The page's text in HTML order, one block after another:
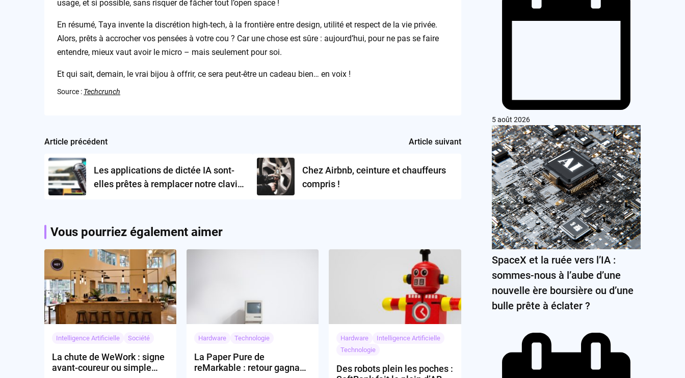
usage, et si possible, sans risquer de fâcher tout l’open space !
En résumé, Taya invente la discrétion high-tech, à la frontière entre design, utilité et respect de la vie privée.
Alors, prêts à accrocher vos pensées à votre cou ? Car une chose est sûre : aujourd’hui, pour ne pas se faire
entendre, mieux vaut avoir le micro – mais seulement pour soi.
Et qui sait, demain, le vrai bijou à offrir, ce sera peut-être un cadeau bien… en voix !
Source : Techcrunch
Post
navigation
Article précédent
Les applications de dictée IA sont-
elles prêtes à remplacer notre clavier
Article suivant
Chez Airbnb, ceinture et chauffeurs
compris !
Vous pourriez également aimer
Intelligence Artificielle Société
La chute de WeWork : signe
avant-coureur ou simple
Hardware Technologie
La Paper Pure de
reMarkable : retour gagnant
Hardware
Intelligence Artificielle
Technologie
Des robots plein les poches :
5 août 2026
SpaceX et la ruée vers l’IA :
sommes-nous à l’aube d’une
nouvelle ère boursière ou d’une
bulle prête à éclater ?